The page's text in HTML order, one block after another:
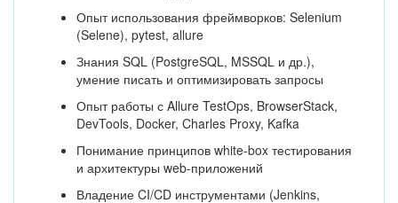
Опыт использования фреймворков: Selenium
(Selene), pytest, allure
Знания SQL (PostgreSQL, MSSQL и др.),
умение писать и оптимизировать запросы
Опыт работы с Allure TestOps, BrowserStack,
DevTools, Docker, Charles Proxy, Kafka
Понимание принципов white-box тестирования
и архитектуры web-приложений
Владение CI/CD инструментами (Jenkins,